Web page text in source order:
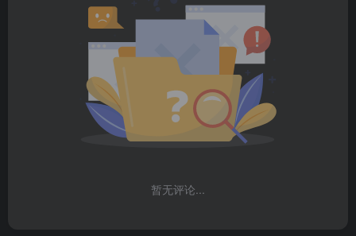
暂无评论...